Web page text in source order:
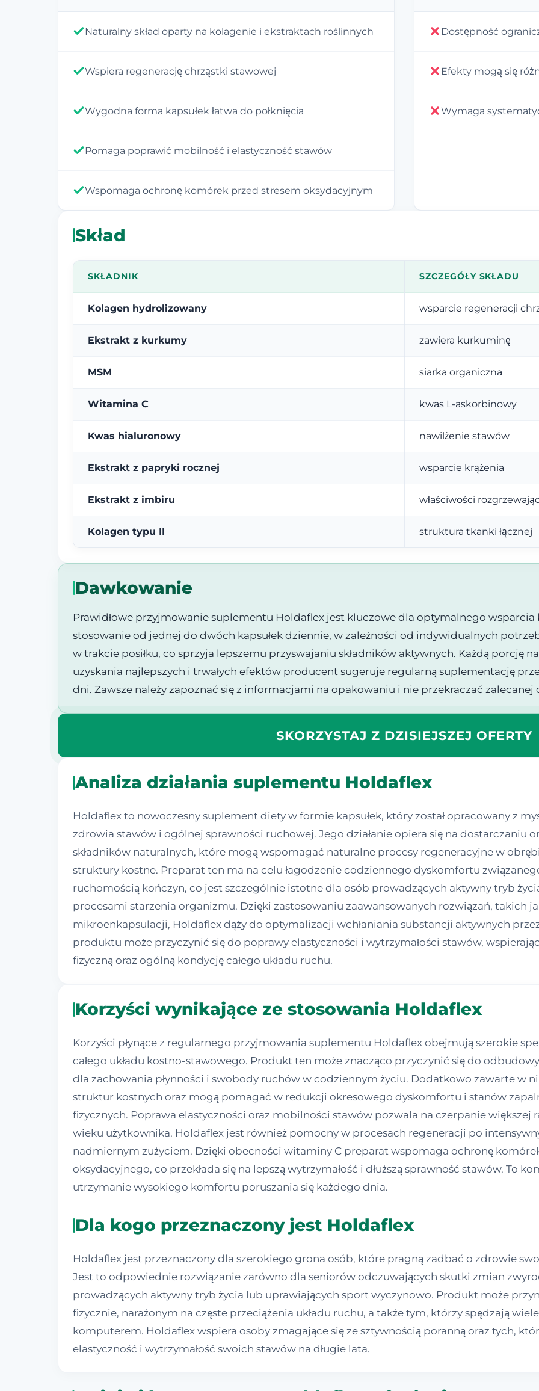
Naturalny skład oparty na kolagenie i ekstraktach roślinnych
Wspiera regenerację chrząstki stawowej
Wygodna forma kapsułek łatwa do połknięcia
Pomaga poprawić mobilność i elastyczność stawów
Wspomaga ochronę komórek przed stresem oksydacyjnym
Dostępność
Efekty mogą się
Wymaga
Skład
SKŁADNIK SZCZEGÓŁY SKŁADU
Kolagen hydrolizowany wsparcie regeneracji
Ekstrakt z kurkumy zawiera kurkuminę
MSM siarka organiczna
Witamina C kwas L-askorbinowy
Kwas hialuronowy nawilżenie stawów
Ekstrakt z papryki rocznej wsparcie krążenia
Ekstrakt z imbiru właściwości
Kolagen typu II struktura tkanki łącznej
Dawkowanie
Prawidłowe przyjmowanie suplementu Holdaflex jest kluczowe dla optymalnego wsparcia
stosowanie od jednej do dwóch kapsułek dziennie, w zależności od indywidualnych
w trakcie posiłku, co sprzyja lepszemu przyswajaniu składników aktywnych. Każdą porcję
uzyskania najlepszych i trwałych efektów producent sugeruje regularną suplementację
dni. Zawsze należy zapoznać się z informacjami na opakowaniu i nie przekraczać zalecanej
SKORZYSTAJ Z DZISIEJSZEJ OFERTY
Analiza działania suplementu Holdaflex
Holdaflex to nowoczesny suplement diety w formie kapsułek, który został opracowany z
zdrowia stawów i ogólnej sprawności ruchowej. Jego działanie opiera się na dostarczaniu
składników naturalnych, które mogą wspomagać naturalne procesy regeneracyjne w
struktury kostne. Preparat ten ma na celu łagodzenie codziennego dyskomfortu
ruchomością kończyn, co jest szczególnie istotne dla osób prowadzących aktywny tryb
procesami starzenia organizmu. Dzięki zastosowaniu zaawansowanych rozwiązań, takich
mikroenkapsulacji, Holdaflex dąży do optymalizacji wchłaniania substancji aktywnych
produktu może przyczynić się do poprawy elastyczności i wytrzymałości stawów,
fizyczną oraz ogólną kondycję całego układu ruchu.
Korzyści wynikające ze stosowania Holdaflex
Korzyści płynące z regularnego przyjmowania suplementu Holdaflex obejmują szerokie
całego układu kostno-stawowego. Produkt ten może znacząco przyczynić się do
dla zachowania płynności i swobody ruchów w codziennym życiu. Dodatkowo zawarte w
struktur kostnych oraz mogą pomagać w redukcji okresowego dyskomfortu i stanów
fizycznych. Poprawa elastyczności oraz mobilności stawów pozwala na czerpanie większej
wieku użytkownika. Holdaflex jest również pomocny w procesach regeneracji po
nadmiernym zużyciem. Dzięki obecności witaminy C preparat wspomaga ochronę
oksydacyjnego, co przekłada się na lepszą wytrzymałość i dłuższą sprawność stawów. To
utrzymanie wysokiego komfortu poruszania się każdego dnia.
Dla kogo przeznaczony jest Holdaflex
Holdaflex jest przeznaczony dla szerokiego grona osób, które pragną zadbać o zdrowie
Jest to odpowiednie rozwiązanie zarówno dla seniorów odczuwających skutki zmian
prowadzących aktywny tryb życia lub uprawiających sport wyczynowo. Produkt może
fizycznie, narażonym na częste przeciążenia układu ruchu, a także tym, którzy spędzają
komputerem. Holdaflex wspiera osoby zmagające się ze sztywnością poranną oraz tych,
elastyczność i wytrzymałość swoich stawów na długie lata.